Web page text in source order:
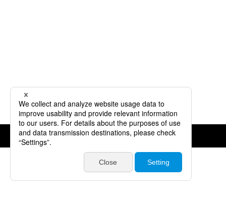
©JVCKENWOOD Corporation